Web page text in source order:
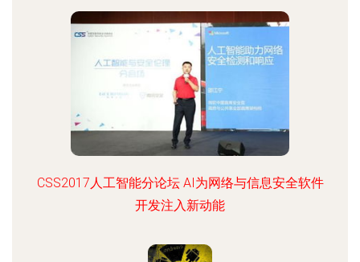
CSS2017人工智能分论坛 AI为网络与信息安全软件
开发注入新动能